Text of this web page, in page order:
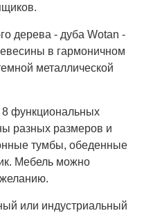
дерева - дуба Wotan -
в гармоничном
металлической
8 функциональных
разных размеров и
тумбы, обеденные
Мебель можно
или индустриальный